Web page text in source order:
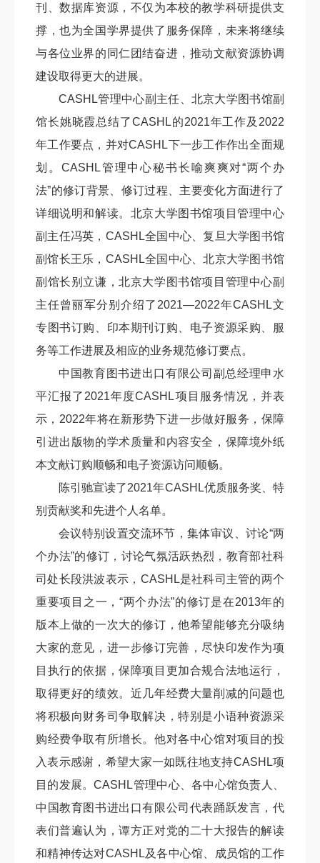
刊、数据库资源，不仅为本校的教学科研提供支
撑，也为全国学界提供了服务保障，未来将继续
与各位业界的同仁团结奋进，推动文献资源协调
建设取得更大的进展。
CASHL管理中心副主任、北京大学图书馆副
馆长姚晓霞总结了CASHL的2021年工作及2022
年工作要点，并对CASHL下一步工作作出全面规
划。CASHL管理中心秘书长喻爽爽对“两个办
法”的修订背景、修订过程、主要变化方面进行了
详细说明和解读。北京大学图书馆项目管理中心
副主任冯英，CASHL全国中心、复旦大学图书馆
副馆长王乐，CASHL全国中心、北京大学图书馆
副馆长别立谦，北京大学图书馆项目管理中心副
主任曾丽军分别介绍了2021—2022年CASHL文
专图书订购、印本期刊订购、电子资源采购、服
务等工作进展及相应的业务规范修订要点。
中国教育图书进出口有限公司副总经理申水
平汇报了2021年度CASHL项目服务情况，并表
示，2022年将在新形势下进一步做好服务，保障
引进出版物的学术质量和内容安全，保障境外纸
本文献订购顺畅和电子资源访问顺畅。
陈引驰宣读了2021年CASHL优质服务奖、特
别贡献奖和先进个人名单。
会议特别设置交流环节，集体审议、讨论“两
个办法”的修订，讨论气氛活跃热烈，教育部社科
司处长段洪波表示，CASHL是社科司主管的两个
重要项目之一，“两个办法”的修订是在2013年的
版本上做的一次大的修订，他希望能够充分吸纳
大家的意见，进一步修订完善，尽快印发作为项
目执行的依据，保障项目更加合规合法地运行，
取得更好的绩效。近几年经费大量削减的问题也
将积极向财务司争取解决，特别是小语种资源采
购经费争取有所增长。他对各中心馆对项目的投
入表示感谢，希望大家一如既往地支持CASHL项
目的发展。CASHL管理中心、各中心馆负责人、
中国教育图书进出口有限公司代表踊跃发言，代
表们普遍认为，谭方正对党的二十大报告的解读
和精神传达对CASHL及各中心馆、成员馆的工作